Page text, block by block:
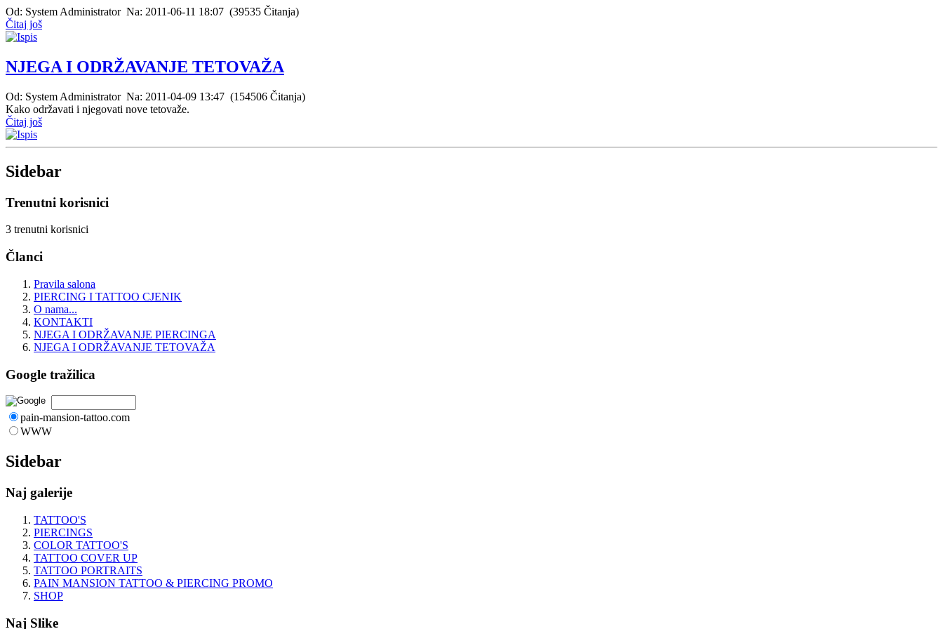
Od: System Administrator Na: 2011-06-11 18:07 (39535 Čitanja)
Čitaj još
NJEGA I ODRŽAVANJE TETOVAŽA
Od: System Administrator Na: 2011-04-09 13:47 (154506 Čitanja)
Kako održavati i njegovati nove tetovaže.
Čitaj još
Sidebar
Trenutni korisnici
3 trenutni korisnici
Članci
Pravila salona
PIERCING I TATTOO CJENIK
O nama...
KONTAKTI
NJEGA I ODRŽAVANJE PIERCINGA
NJEGA I ODRŽAVANJE TETOVAŽA
Google tražilica
pain-mansion-tattoo.com
WWW
Sidebar
Naj galerije
TATTOO'S
PIERCINGS
COLOR TATTOO'S
TATTOO COVER UP
TATTOO PORTRAITS
PAIN MANSION TATTOO & PIERCING PROMO
SHOP
Naj Slike